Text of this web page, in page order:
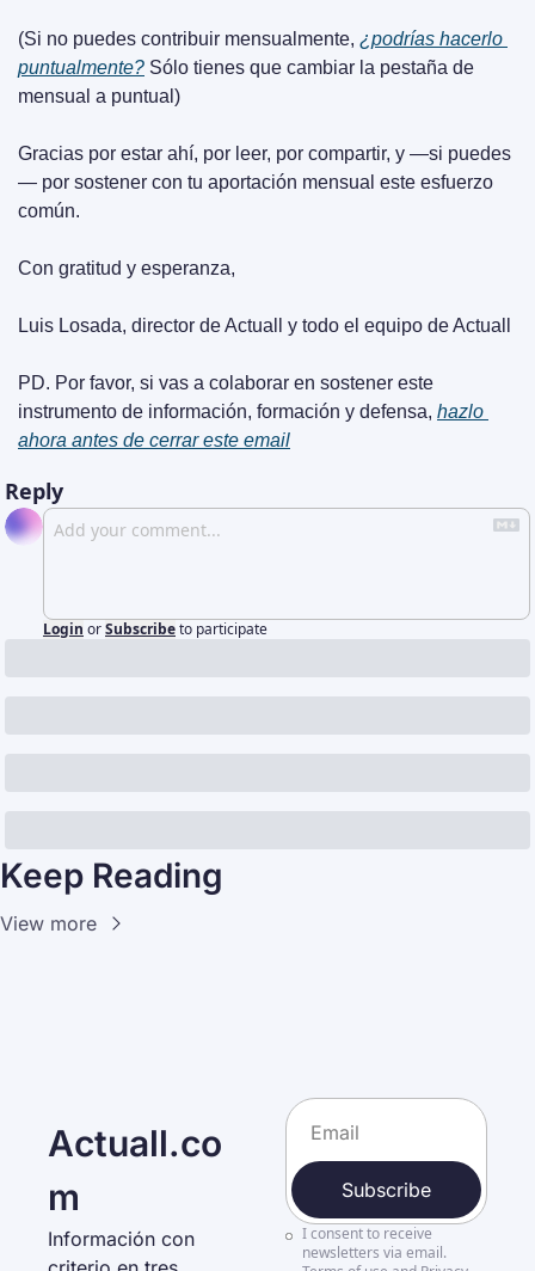
(Si no puedes contribuir mensualmente, ¿podrías hacerlo
puntualmente? Sólo tienes que cambiar la pestaña de
mensual a puntual)
Gracias por estar ahí, por leer, por compartir, y —si puedes
— por sostener con tu aportación mensual este esfuerzo
común.
Con gratitud y esperanza,
Luis Losada, director de Actuall y todo el equipo de Actuall
PD. Por favor, si vas a colaborar en sostener este
instrumento de información, formación y defensa, hazlo
ahora antes de cerrar este email
Reply
Login orSubscribeto participate
Keep Reading
View more
Actuall.co
m
Información con
Subscribe
I consent to receive
newsletters via email.